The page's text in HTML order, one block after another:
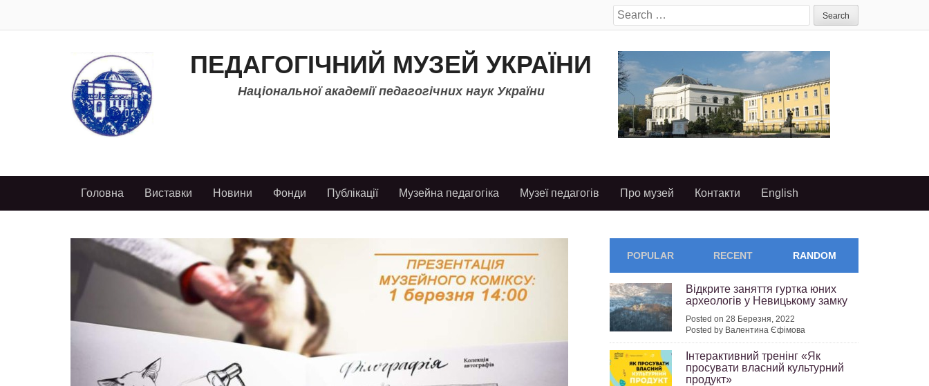
Search
for:
ПЕДАГОГІЧНИЙ МУЗЕЙ УКРАЇНИ
Національної академії педагогічних наук України
Головна Виставки Новини Фонди Публікації Музейна педагогіка Музеї педагогів Про музей Контакти English
POPULAR RECENT RANDOM
Відкрите заняття гуртка юних
археологів у Невицькому замку
Posted on 28 Березня, 2022
Posted by Валентина Єфімова
Інтерактивний тренінг «Як
просувати власний культурний
продукт»